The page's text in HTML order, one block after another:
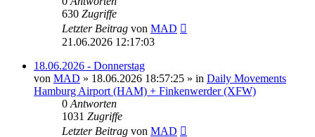
630 Zugriffe
Letzter Beitrag von MAD
21.06.2026 12:17:03
18.06.2026 - Donnerstag
von MAD » 18.06.2026 18:57:25 » in Daily Movements
Hamburg Airport (HAM) + Finkenwerder (XFW)
0 Antworten
1031 Zugriffe
Letzter Beitrag von MAD